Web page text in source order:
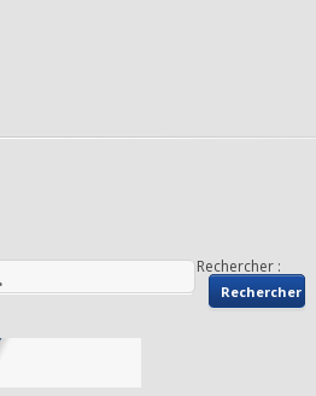
Rechercher :